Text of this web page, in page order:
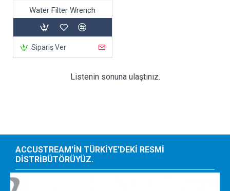
Water Filter Wrench
Sipariş Ver
Listenin sonuna ulaştınız.
ACCUSTREAM'IN TÜRKIYE'DEKI RESMI
DISTRIBÜTÖRÜYÜZ.